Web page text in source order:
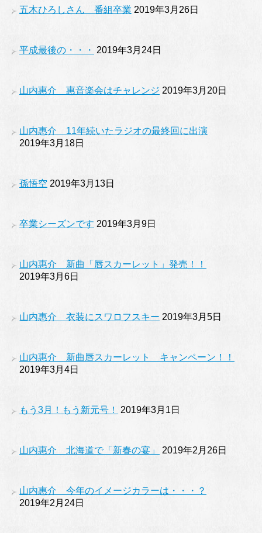
五木ひろしさん 番組卒業 2019年3月26日
平成最後の・・・ 2019年3月24日
山内惠介 惠音楽会はチャレンジ 2019年3月20日
山内惠介 11年続いたラジオの最終回に出演
2019年3月18日
孫悟空 2019年3月13日
卒業シーズンです 2019年3月9日
山内惠介 新曲「唇スカーレット」発売！！
2019年3月6日
山内惠介 衣装にスワロフスキー 2019年3月5日
山内惠介 新曲唇スカーレット キャンペーン！！
2019年3月4日
もう3月！もう新元号！ 2019年3月1日
山内惠介 北海道で「新春の宴」 2019年2月26日
山内惠介 今年のイメージカラーは・・・？
2019年2月24日